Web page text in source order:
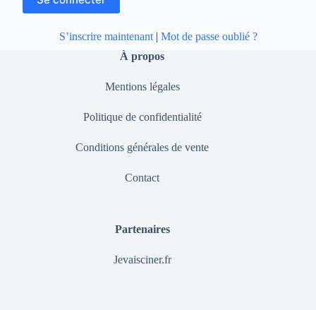
S’inscrire maintenant| Mot de passe oublié ?
À propos
Mentions légales
Politique de confidentialité
Conditions générales de vente
Contact
Partenaires
Jevaisciner.fr